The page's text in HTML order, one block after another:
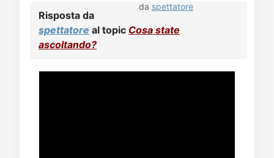
da spettatore
Risposta da
spettatore al topic Cosa state
ascoltando?